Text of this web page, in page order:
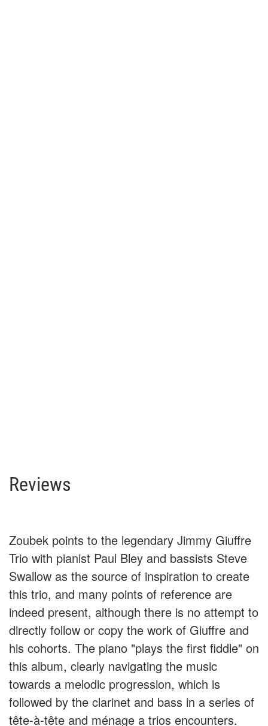
Reviews
Zoubek points to the legendary Jimmy Giuffre
Trio with pianist Paul Bley and bassists Steve
Swallow as the source of inspiration to create
this trio, and many points of reference are
indeed present, although there is no attempt to
directly follow or copy the work of Giuffre and
his cohorts. The piano "plays the first fiddle" on
this album, clearly navigating the music
towards a melodic progression, which is
followed by the clarinet and bass in a series of
tête-à-tête and ménage a trios encounters.